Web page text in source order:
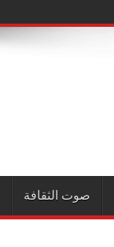
صوت الثقافة